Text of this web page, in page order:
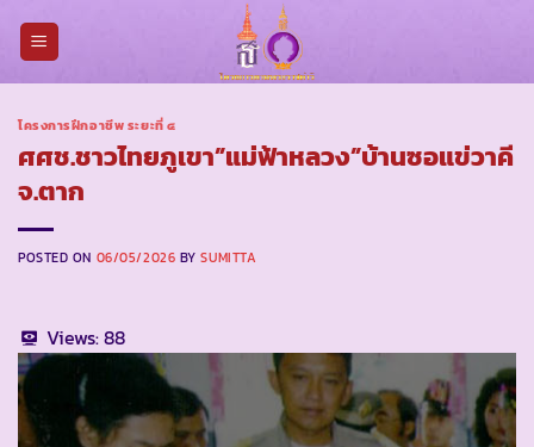
โครงการฝึกอาชีพ ระยะที่ ๔
ศศช.ชาวไทยภูเขา”แม่ฟ้าหลวง”บ้านซอแข่วาคี
จ.ตาก
POSTED ON 06/05/2026 BYSUMITTA
Views:88